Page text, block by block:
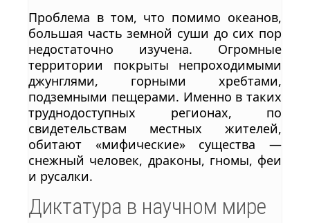
Проблема в том, что помимо океанов,
большая часть земной суши до сих пор
недостаточно изучена. Огромные
территории покрыты непроходимыми
джунглями, горными хребтами,
подземными пещерами. Именно в таких
труднодоступных регионах, по
свидетельствам местных жителей,
обитают «мифические» существа —
снежный человек, драконы, гномы, феи
и русалки.
Диктатура в научном мире